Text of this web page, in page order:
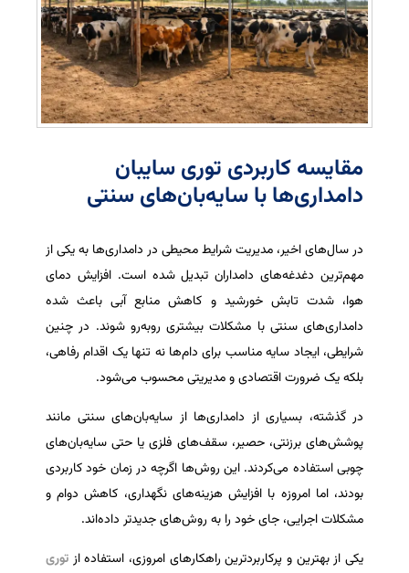
مقایسه کاربردی توری سایبان
دامداری‌ها با سایه‌بان‌های سنتی
در سال‌های اخیر، مدیریت شرایط محیطی در دامداری‌ها به یکی از
مهم‌ترین دغدغه‌های دامداران تبدیل شده است. افزایش دمای
هوا، شدت تابش خورشید و کاهش منابع آبی باعث شده
دامداری‌های سنتی با مشکلات بیشتری روبه‌رو شوند. در چنین
شرایطی، ایجاد سایه مناسب برای دام‌ها نه تنها یک اقدام رفاهی،
بلکه یک ضرورت اقتصادی و مدیریتی محسوب می‌شود.
در گذشته، بسیاری از دامداری‌ها از سایه‌بان‌های سنتی مانند
پوشش‌های برزنتی، حصیر، سقف‌های فلزی یا حتی سایه‌بان‌های
چوبی استفاده می‌کردند. این روش‌ها اگرچه در زمان خود کاربردی
بودند، اما امروزه با افزایش هزینه‌های نگهداری، کاهش دوام و
مشکلات اجرایی، جای خود را به روش‌های جدیدتر داده‌اند.
یکی از بهترین و پرکاربردترین راهکارهای امروزی، استفاده از توری